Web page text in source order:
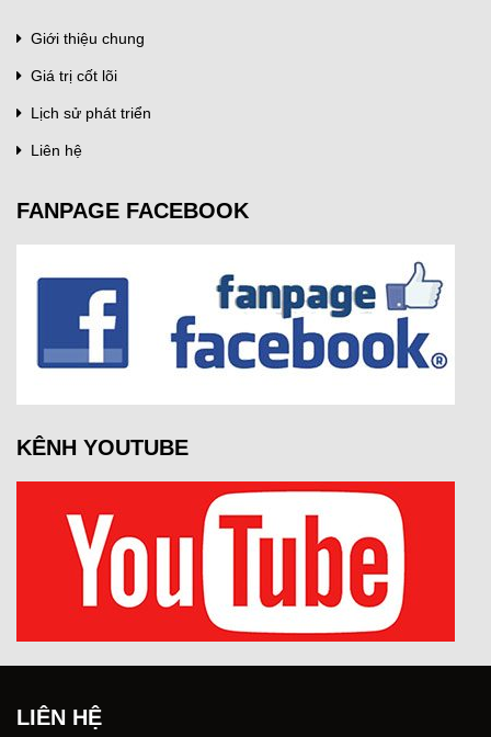
Giới thiệu chung
Giá trị cốt lõi
Lịch sử phát triển
Liên hệ
FANPAGE FACEBOOK
KÊNH YOUTUBE
LIÊN HỆ